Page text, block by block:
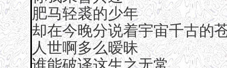
肥马轻裘的少年
却在今晚分说着宇宙千古的
人世啊多么暧昧